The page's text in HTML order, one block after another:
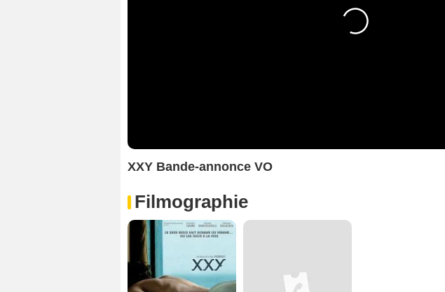
XXY Bande-annonce VO
Filmographie